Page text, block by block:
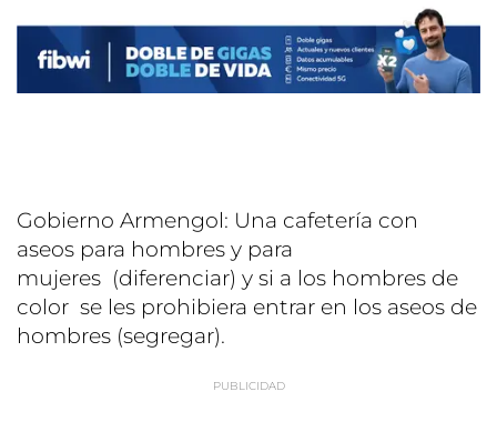
Gobierno Armengol: Una cafetería con
aseos para hombres y para
mujeres (diferenciar) y si a los hombres de
color se les prohibiera entrar en los aseos de
hombres (segregar).